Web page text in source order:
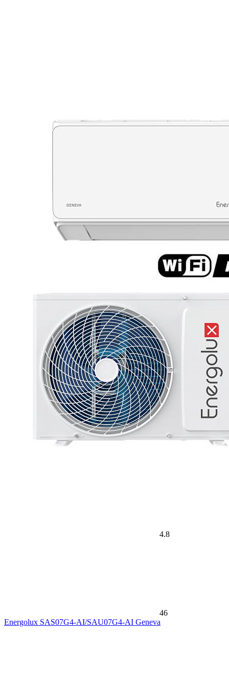
4.8
46
Energolux SAS07G4-AI/SAU07G4-AI Geneva